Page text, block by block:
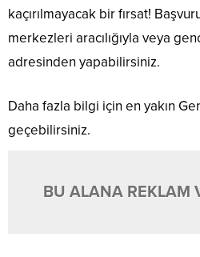
kaçırılmayacak bir fırsat!
merkezleri aracılığıyla veya
adresinden yapabilirsiniz.
Daha fazla bilgi için en yakın
geçebilirsiniz.
BU ALANA REKLAM